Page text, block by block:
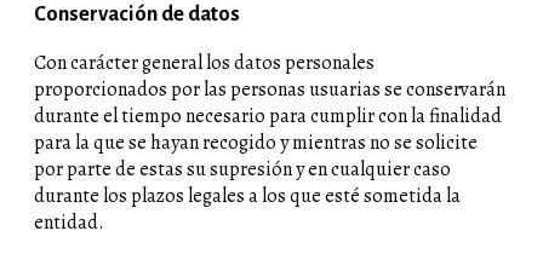
Conservación de datos
Con carácter general los datos personales
proporcionados por las personas usuarias se conservarán
durante el tiempo necesario para cumplir con la finalidad
para la que se hayan recogido y mientras no se solicite
por parte de estas su supresión y en cualquier caso
durante los plazos legales a los que esté sometida la
entidad.